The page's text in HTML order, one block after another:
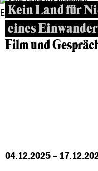
Kein Land für
eines
Film und